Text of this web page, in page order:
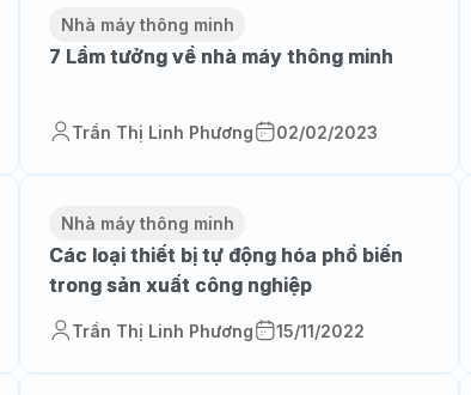
Nhà máy thông minh
7 Lầm tưởng về nhà máy thông minh
Trần Thị Linh Phương 02/02/2023
Nhà máy thông minh
Các loại thiết bị tự động hóa phổ biến
trong sản xuất công nghiệp
Trần Thị Linh Phương 15/11/2022